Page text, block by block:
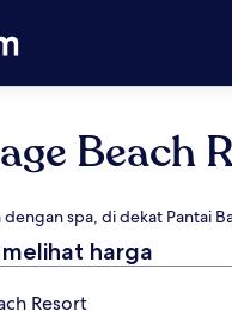
Beach
spa, di dekat Pantai
harga